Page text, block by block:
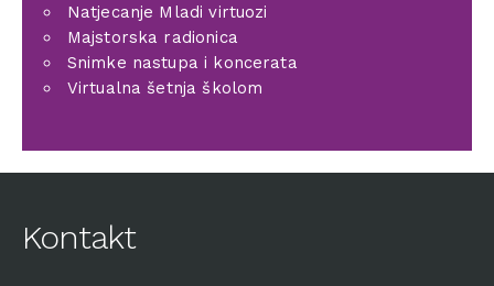
Natjecanje Mladi virtuozi
Majstorska radionica
Snimke nastupa i koncerata
Virtualna šetnja školom
Kontakt